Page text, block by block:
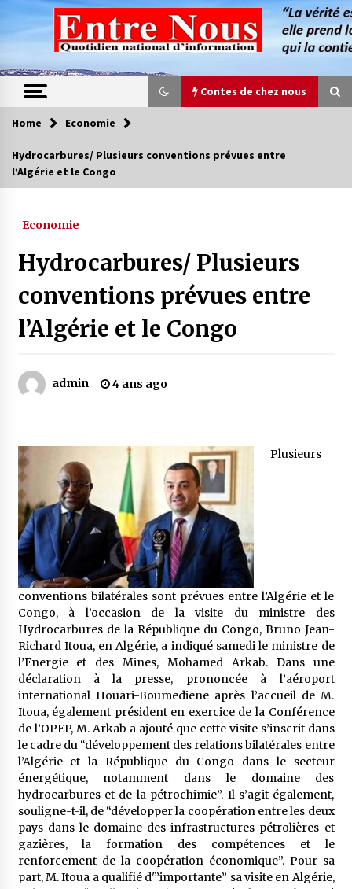
content
Contes de chez nous
Contes de chez nous
Quand la mère n’est plus là (17e partie)
Magie de sorcier
4 ans ago
Oum el Gaïla / L’ogresse du M’zab
4 ans ago
Quand on va vite
5 ans ago
« Père, tiens-moi, je vais tomber ! »
5 ans ago
Le bouc de l’Au-delà
5 ans ago
Le monstrueux vieillard (Un récit du Sud
algérien)
5 ans ago
Rencontre nocturne dans le désert (Un conte
touareg)
5 ans ago
Un conte targui/ Quand la tête est vide
5 ans ago
Home Economie
Hydrocarbures/ Plusieurs conventions prévues entre
l’Algérie et le Congo
Economie
Hydrocarbures/ Plusieurs
conventions prévues entre
l’Algérie et le Congo
admin 4 ans ago
Plusieurs
conventions bilatérales sont prévues entre l’Algérie et le
Congo, à l’occasion de la visite du ministre des
Hydrocarbures de la République du Congo, Bruno Jean-
Richard Itoua, en Algérie, a indiqué samedi le ministre de
l’Energie et des Mines, Mohamed Arkab. Dans une
déclaration à la presse, prononcée à l’aéroport
international Houari-Boumediene après l’accueil de M.
Itoua, également président en exercice de la Conférence
de l’OPEP, M. Arkab a ajouté que cette visite s’inscrit dans
le cadre du “développement des relations bilatérales entre
l’Algérie et la République du Congo dans le secteur
énergétique, notamment dans le domaine des
hydrocarbures et de la pétrochimie”. Il s’agit également,
souligne-t-il, de “développer la coopération entre les deux
pays dans le domaine des infrastructures pétrolières et
gazières, la formation des compétences et le
renforcement de la coopération économique”. Pour sa
part, M. Itoua a qualifié d'”importante” sa visite en Algérie,